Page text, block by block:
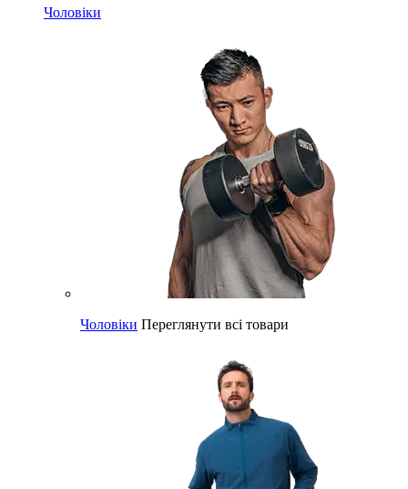
Чоловіки
Чоловіки Переглянути всі товари